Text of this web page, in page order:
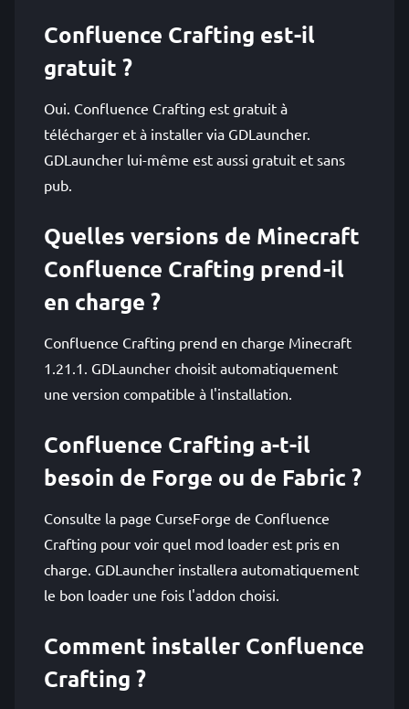
Confluence Crafting est-il
gratuit ?
Oui. Confluence Crafting est gratuit à
télécharger et à installer via GDLauncher.
GDLauncher lui-même est aussi gratuit et sans
pub.
Quelles versions de Minecraft
Confluence Crafting prend-il
en charge ?
Confluence Crafting prend en charge Minecraft
1.21.1. GDLauncher choisit automatiquement
une version compatible à l'installation.
Confluence Crafting a-t-il
besoin de Forge ou de Fabric ?
Consulte la page CurseForge de Confluence
Crafting pour voir quel mod loader est pris en
charge. GDLauncher installera automatiquement
le bon loader une fois l'addon choisi.
Comment installer Confluence
Crafting ?